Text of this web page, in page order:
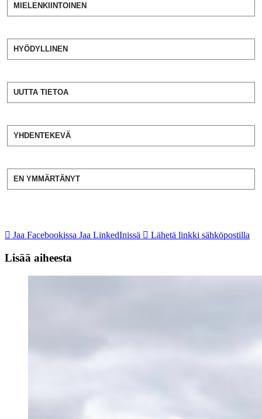
MIELENKIINTOINEN
HYÖDYLLINEN
UUTTA TIETOA
YHDENTEKEVÄ
EN YMMÄRTÄNYT
Jaa Facebookissa Jaa LinkedInissä Lähetä linkki sähköpostilla
Lisää aiheesta